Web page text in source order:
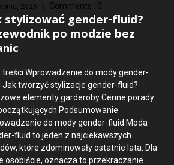
2026 Comments : 0
stylizować gender-fluid?
po modzie bez
treści Wprowadzenie do mody gender-
Jak tworzyć stylizacje gender-fluid?
elementy garderoby Cenne porady
Podsumowanie
do mody gender-fluid Moda
fluid to jeden z najciekawszych
które zdominowały ostatnie lata. Dla
osobiście, oznacza to przekraczanie